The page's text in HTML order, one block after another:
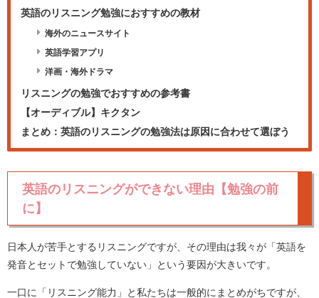
英語のリスニング勉強におすすめの教材
海外のニュースサイト
英語学習アプリ
洋画・海外ドラマ
リスニングの勉強でおすすめの参考書
【オーディブル】キクタン
まとめ：英語のリスニングの勉強法は原因に合わせて選ぼう
英語のリスニングができない理由【勉強の前
に】
日本人が苦手とするリスニングですが、その理由は我々が「英語を
発音とセットで勉強していない」という要因が大きいです。
一口に「リスニング能力」と私たちは一般的にまとめがちですが、